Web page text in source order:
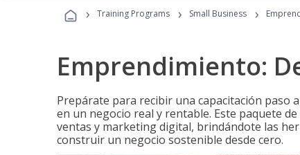
› Training Programs › Small Business ›
Emprendimiento:
Prepárate para recibir una capacitación paso
en un negocio real y rentable. Este paquete
ventas y marketing digital, brindándote las
construir un negocio sostenible desde cero.